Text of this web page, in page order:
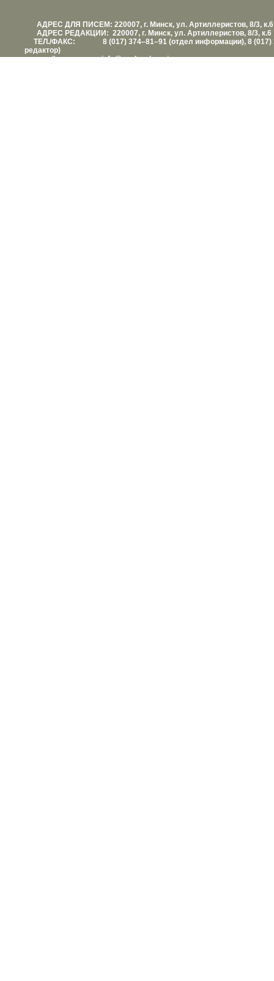
АДРЕС ДЛЯ ПИСЕМ: 220007, г. Минск, ул. Артиллеристов, 8/3, к.6
АДРЕС РЕДАКЦИИ: 220007, г. Минск, ул. Артиллеристов, 8/3, к.6
ТЕЛ./ФАКС: 8 (017) 374–81–91 (отдел информации), 8 (017)
редактор)
е-mail: info@vashezdorovie.com